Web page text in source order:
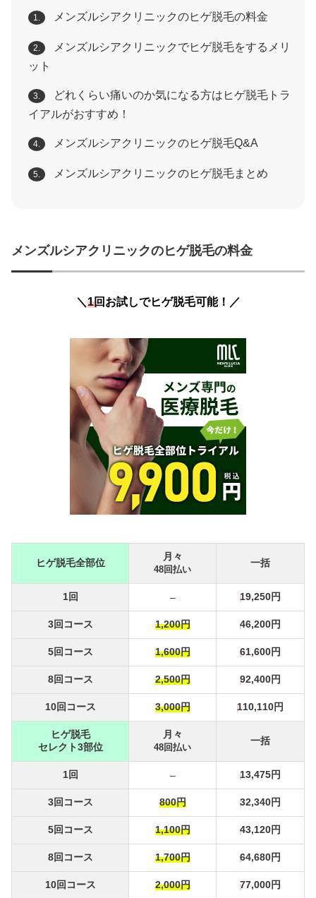
1. メンズルシアクリニックのヒゲ脱毛の料金
2.
メンズルシアクリニックでヒゲ脱毛をするメリ
ット
3.
どれくらい痛いのか気になる方はヒゲ脱毛トラ
イアルがおすすめ！
4. メンズルシアクリニックのヒゲ脱毛Q&A
5. メンズルシアクリニックのヒゲ脱毛まとめ
メンズルシアクリニックのヒゲ脱毛の料金
＼1回お試しでヒゲ脱毛可能！ ／
ヒゲ脱毛全部位
月々
48回払い
一括
1回 – 19,250円
3回コース 1,200円 46,200円
5回コース 1,600円 61,600円
8回コース 2,500円 92,400円
10回コース 3,000円 110,110円
ヒゲ脱毛
セレクト3部位
月々
48回払い
一括
1回 – 13,475円
3回コース 800円 32,340円
5回コース 1,100円 43,120円
8回コース 1,700円 64,680円
10回コース 2,000円 77,000円